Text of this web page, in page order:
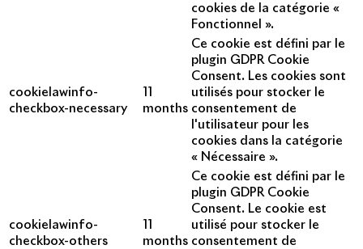
cookies de la catégorie «
Fonctionnel ».
cookielawinfo-
checkbox-necessary
months
Ce cookie est défini par le
plugin GDPR Cookie
Consent. Les cookies sont
utilisés pour stocker le
consentement de
l'utilisateur pour les
cookies dans la catégorie
« Nécessaire ».
cookielawinfo-
checkbox-others
months
Ce cookie est défini par le
plugin GDPR Cookie
Consent. Le cookie est
utilisé pour stocker le
consentement de